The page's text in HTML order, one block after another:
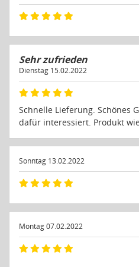
Sehr zufrieden
Dienstag 15.02.2022
Schnelle Lieferung. Schönes
dafür interessiert. Produkt
Sonntag 13.02.2022
Montag 07.02.2022